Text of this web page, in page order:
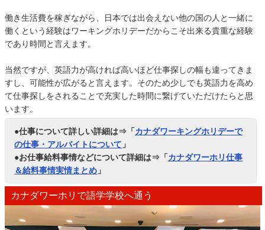
働き生活費を稼ぎながら、日本では出会えない他の国の人と一緒に
働くという経験はワーキングホリデーだからこそ出来る貴重な経験
であり時間と言えます。
当然ですが、英語力が高ければ高いほど仕事探しの幅も違ってきま
すし、可能性が広がると言えます。そのため少しでも英語力を高め
て仕事探しをされることで充実した時間に繋げていただけたらと思
います。
●仕事について詳しい詳細は⇒「カナダワーキングホリデーで
の仕事・アルバイトについて 」
●お仕事給料事情などについて詳細は⇒「カナダワーホリ仕事
＆給料事情実情まとめ 」
カナダワーホリで語学学校へ通う